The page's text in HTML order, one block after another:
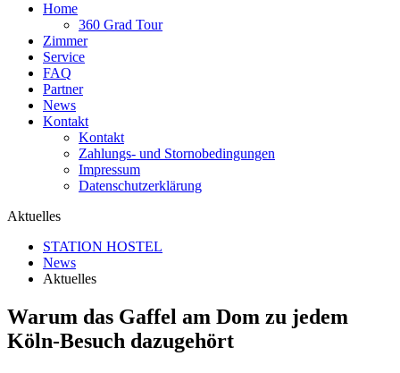
Home
360 Grad Tour
Zimmer
Service
FAQ
Partner
News
Kontakt
Kontakt
Zahlungs- und Stornobedingungen
Impressum
Datenschutzerklärung
Aktuelles
STATION HOSTEL
News
Aktuelles
Warum das Gaffel am Dom zu jedem
Köln-Besuch dazugehört